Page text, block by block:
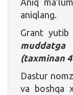
aniqlang.
Grant yutib
muddatga
(taxminan 4
Dastur
va boshqa